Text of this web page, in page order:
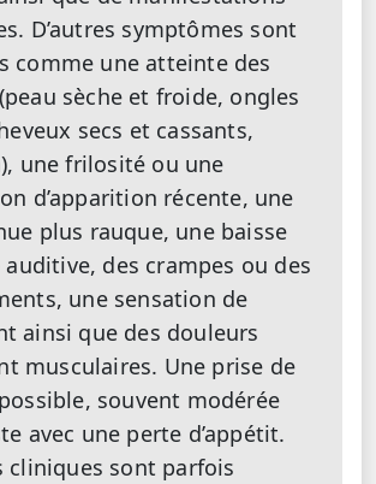
D’autres symptômes sont
comme une atteinte des
sèche et froide, ongles
secs et cassants,
une frilosité ou une
d’apparition récente, une
plus rauque, une baisse
auditive, des crampes ou des
une sensation de
ainsi que des douleurs
musculaires. Une prise de
souvent modérée
avec une perte d’appétit.
cliniques sont parfois